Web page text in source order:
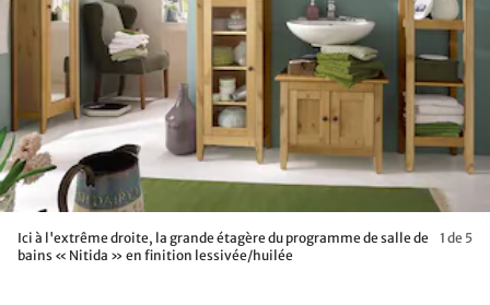
Ici à l'extrême droite, la grande étagère du programme de salle de
bains « Nitida » en finition lessivée/huilée
1 de 5